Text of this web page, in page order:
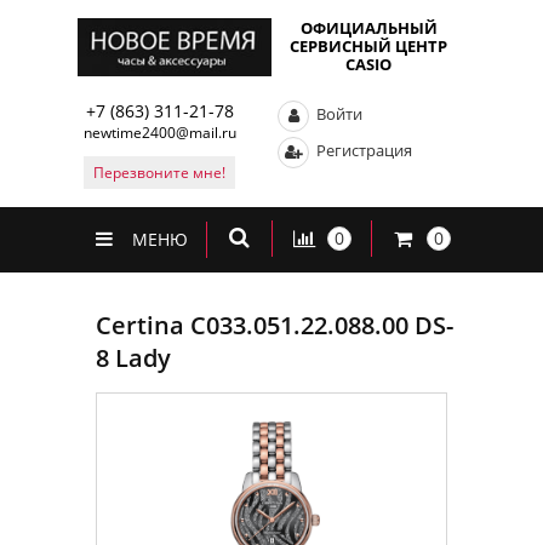
ОФИЦИАЛЬНЫЙ
СЕРВИСНЫЙ ЦЕНТР
CASIO
+7 (863) 311-21-78
newtime2400@mail.ru
Перезвоните мне!
Войти
Регистрация
МЕНЮ 0 0
Certina C033.051.22.088.00 DS-
8 Lady